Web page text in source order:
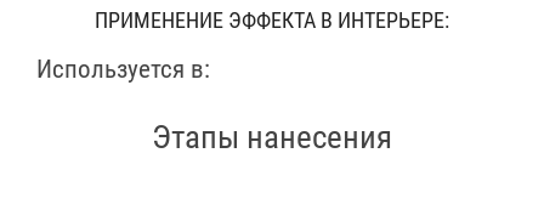
ПРИМЕНЕНИЕ ЭФФЕКТА В ИНТЕРЬЕРЕ:
Используется в:
Этапы нанесения